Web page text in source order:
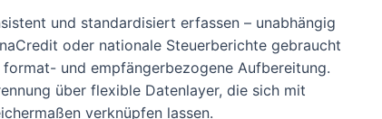
und standardisiert erfassen – unabhängig
oder nationale Steuerberichte gebraucht
und empfängerbezogene Aufbereitung.
über flexible Datenlayer, die sich mit
verknüpfen lassen.